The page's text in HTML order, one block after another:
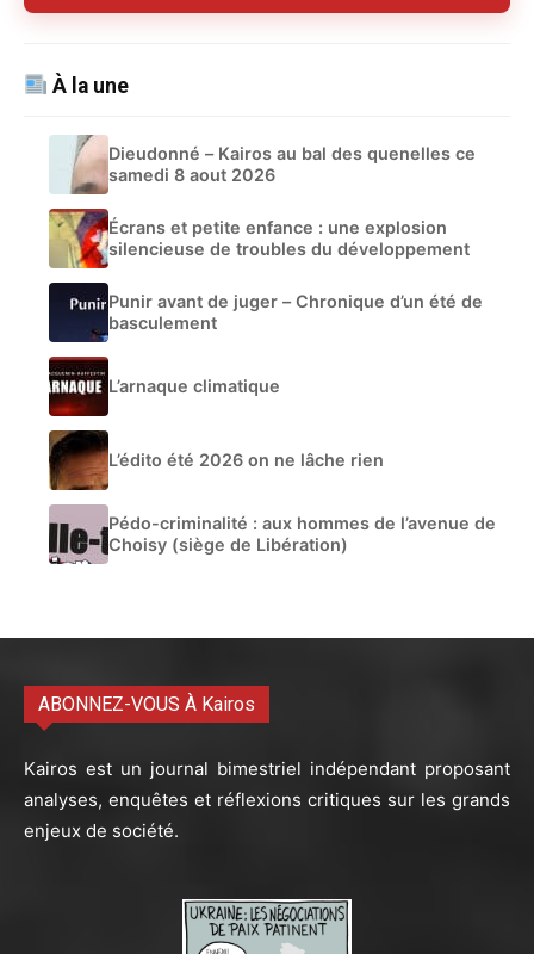
À la une
Dieudonné – Kairos au bal des quenelles ce
samedi 8 aout 2026
Écrans et petite enfance : une explosion
silencieuse de troubles du développement
Punir avant de juger – Chronique d’un été de
basculement
L’arnaque climatique
L’édito été 2026 on ne lâche rien
Pédo-criminalité : aux hommes de l’avenue de
Choisy (siège de Libération)
ABONNEZ-VOUS À Kairos
Kairos est un journal bimestriel indépendant proposant
analyses, enquêtes et réflexions critiques sur les grands
enjeux de société.